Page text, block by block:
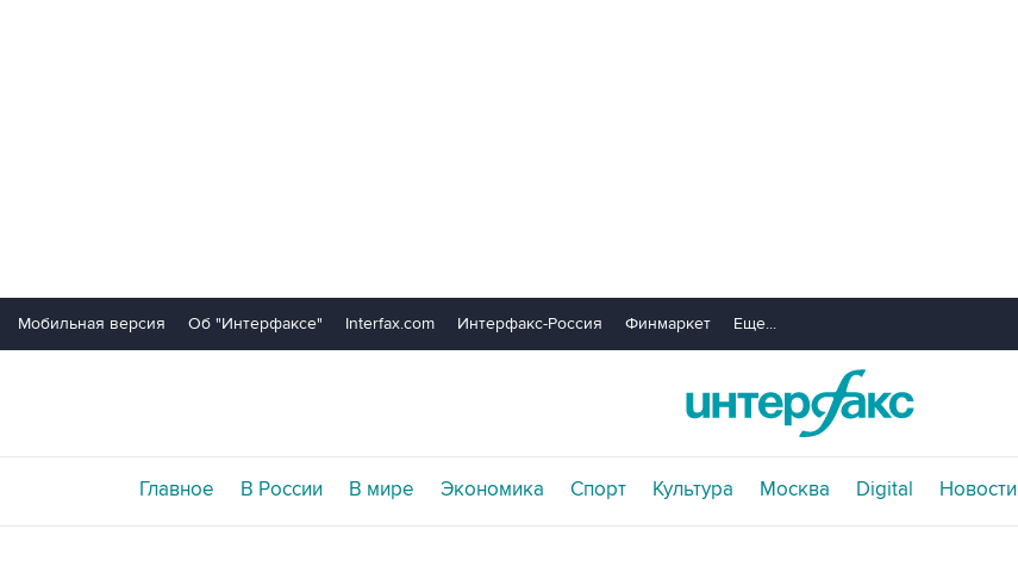
Мобильная версия Об "Интерфаксе" Interfax.com Интерфакс-Россия Финмаркет Еще...
Главное В России В мире Экономика Спорт Культура Москва Digital Новости